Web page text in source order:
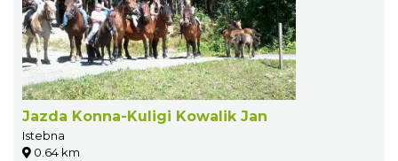
Jazda Konna-Kuligi Kowalik Jan
Istebna
0.64 km